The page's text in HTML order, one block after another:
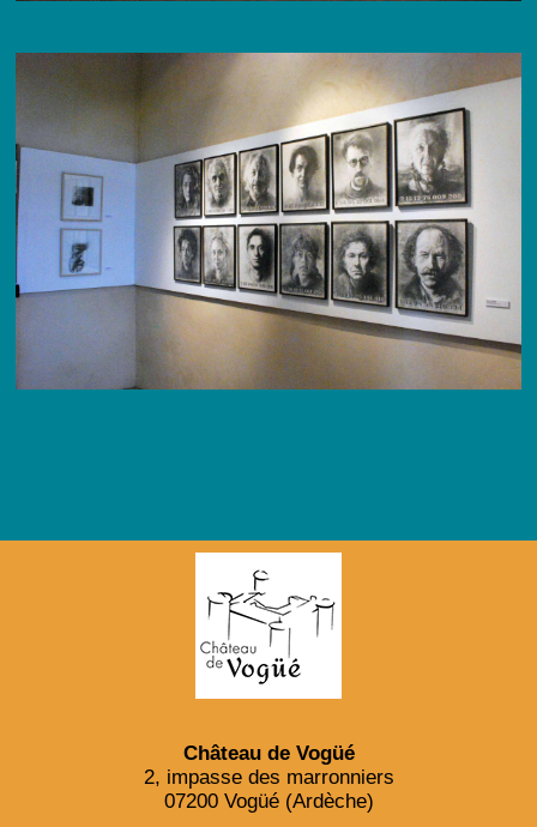
Château de Vogüé
2, impasse des marronniers
07200 Vogüé (Ardèche)